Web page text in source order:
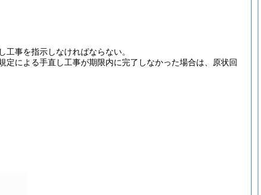
事を指示しなければならない。
定による手直し工事が期限内に完了しなかった場合は、原状回